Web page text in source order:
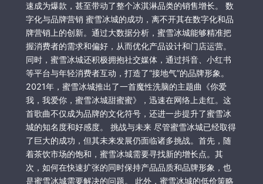
速成为爆款，甚至带动了整个冰淇淋品类的销售增长。 数
字化与品牌营销 蜜雪冰城的成功，离不开其在数字化和品
牌营销上的创新。通过大数据分析，蜜雪冰城能够精准把
握消费者的需求和偏好，从而优化产品设计和门店运营。
同时，蜜雪冰城还积极拥抱社交媒体，通过抖音、小红书
等平台与年轻消费者互动，打造了“接地气”的品牌形象。
2021年，蜜雪冰城推出了一首魔性洗脑的主题曲《你爱
我，我爱你，蜜雪冰城甜蜜蜜》，迅速在网络上走红。这
首歌曲不仅成为品牌的文化符号，还进一步提升了蜜雪冰
城的知名度和好感度。 挑战与未来 尽管蜜雪冰城已经取得
了巨大的成功，但其未来发展仍面临诸多挑战。首先，随
着茶饮市场的饱和，蜜雪冰城需要寻找新的增长点。其
次，如何在快速扩张的同时保持产品品质和品牌形象，也
是蜜雪冰城需要解决的问题。 此外，蜜雪冰城的低价策略